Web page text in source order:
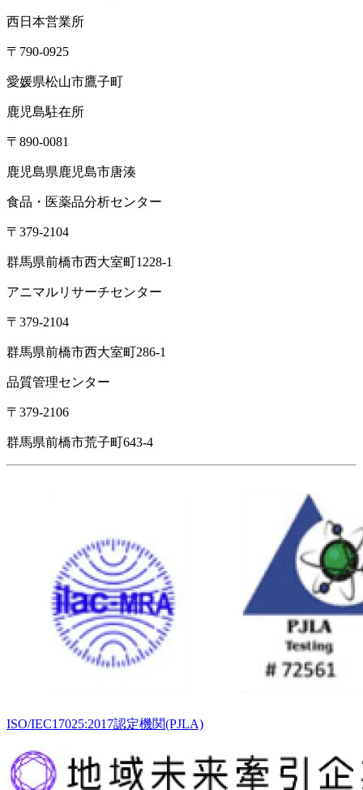
西日本営業所
〒790-0925
愛媛県松山市鷹子町
鹿児島駐在所
〒890-0081
鹿児島県鹿児島市唐湊
食品・医薬品分析センター
〒379-2104
群馬県前橋市西大室町1228-1
アニマルリサーチセンター
〒379-2104
群馬県前橋市西大室町286-1
品質管理センター
〒379-2106
群馬県前橋市荒子町643-4
ISO/IEC17025:2017認定機関(PJLA)